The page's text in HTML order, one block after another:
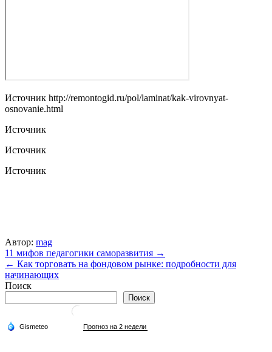
Источник http://remontogid.ru/pol/laminat/kak-virovnyat-
osnovanie.html
Источник
Источник
Источник
Автор: mag
Навигация
по
записям
11 мифов педагогики саморазвития →
← Как торговать на фондовом рынке: подробности для
начинающих
Поиск
Поиск